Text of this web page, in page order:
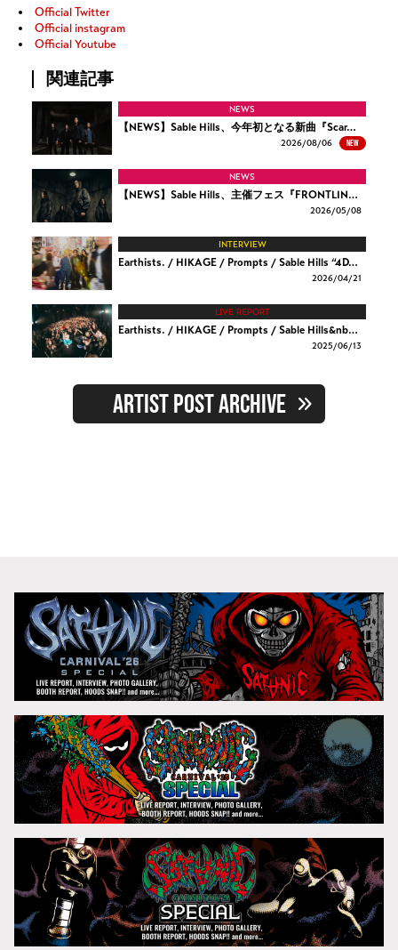
Official Twitter
Official instagram
Official Youtube
関連記事
NEWS
【NEWS】Sable Hills、今年初となる新曲『Scar…
2026/08/06 NEW
NEWS
【NEWS】Sable Hills、主催フェス『FRONTLIN…
2026/05/08
INTERVIEW
Earthists. / HIKAGE / Prompts / Sable Hills “4D…
2026/04/21
LIVE REPORT
Earthists. / HIKAGE / Prompts / Sable Hills&nb…
2025/06/13
ARTIST POST ARCHIVE